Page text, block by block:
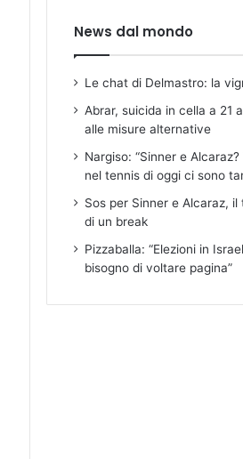
News dal mondo
Le chat di Delmastro: la
Abrar, suicida in cella a 21
alle misure alternative
Nargiso: “Sinner e
nel tennis di oggi ci sono
Sos per Sinner e Alcaraz,
di un break
Pizzaballa: “Elezioni in
bisogno di voltare pagina”